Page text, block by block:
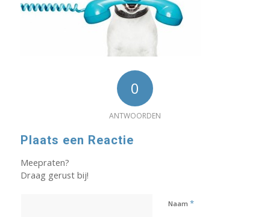
0
ANTWOORDEN
Plaats een Reactie
Meepraten?
Draag gerust bij!
Naam *